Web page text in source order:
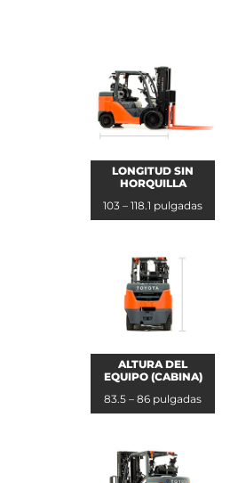
LONGITUD SIN
HORQUILLA
103 – 118.1 pulgadas
ALTURA DEL
EQUIPO (CABINA)
83.5 – 86 pulgadas